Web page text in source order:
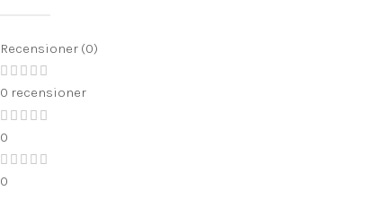
Recensioner (0)
0 recensioner
0
0